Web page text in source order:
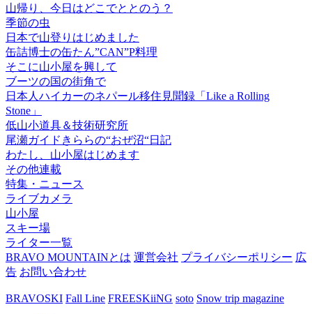
山帰り、今日はどこでととのう？
季節の虫
日本で山登りはじめました
缶詰博士の缶たん”CAN”P料理
そこに山小屋を興して
ブーツの国の街角で
日本人ハイカーのネパール移住見聞録「Like a Rolling
Stone」
低山小道具＆技術研究所
尾瀬ガイドきららの“おぜ沼“日記
わたし、山小屋はじめます
その他連載
特集・ニュース
ライブカメラ
山小屋
スキー場
ライター一覧
BRAVO MOUNTAINとは 運営会社 プライバシーポリシー 広
告 お問い合わせ
BRAVOSKI Fall Line FREESKiiNG soto Snow trip magazine